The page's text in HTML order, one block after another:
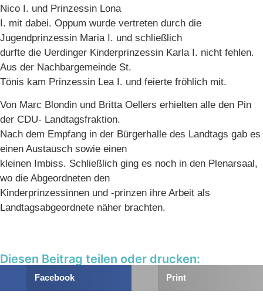
Nico I. und Prinzessin Lona
I. mit dabei. Oppum wurde vertreten durch die
Jugendprinzessin Maria I. und schließlich
durfte die Uerdinger Kinderprinzessin Karla I. nicht fehlen.
Aus der Nachbargemeinde St.
Tönis kam Prinzessin Lea I. und feierte fröhlich mit.
Von Marc Blondin und Britta Oellers erhielten alle den Pin
der CDU- Landtagsfraktion.
Nach dem Empfang in der Bürgerhalle des Landtags gab es
einen Austausch sowie einen
kleinen Imbiss. Schließlich ging es noch in den Plenarsaal,
wo die Abgeordneten den
Kinderprinzessinnen und -prinzen ihre Arbeit als
Landtagsabgeordnete näher brachten.
Diesen Beitrag teilen oder drucken:
Facebook Print